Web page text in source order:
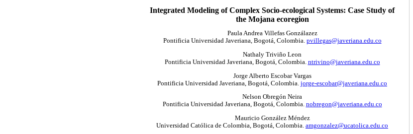
Integrated Modeling of Complex Socio-ecological Systems: Case Study of
the Mojana ecoregion
Paula Andrea Villefas Gonzálazez
Pontificia Universidad Javeriana, Bogotá, Colombia. pvillegas@javeriana.edu.co
Nathaly Triviño Leon
Pontificia Universidad Javeriana, Bogotá, Colombia. ntrivino@javeriana.edu.co
Jorge Alberto Escobar Vargas
Pontificia Universidad Javeriana, Bogotá, Colombia. jorge-escobar@javeriana.edu.co
Nelson Obregón Neira
Pontificia Universidad Javeriana, Bogotá, Colombia. nobregon@javeriana.edu.co
Mauricio González Méndez
Universidad Católica de Colombia, Bogotá, Colombia. amgonzalez@ucatolica.edu.co